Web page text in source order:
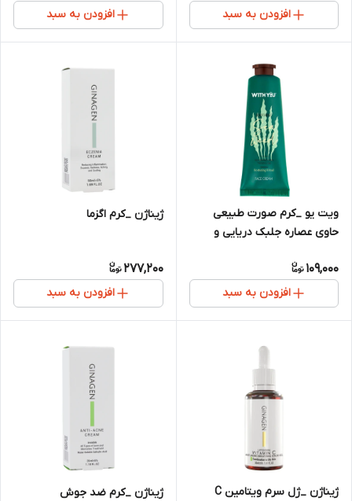
افزودن به سبد افزودن به سبد
ویت یو _کرم صورت طبیعی
حاوی عصاره جلبک دریایی و
109,000
افزودن به سبد
ژیناژن _کرم اگزما
277,200
افزودن به سبد
ژیناژن _ژل سرم ویتامین C
ژیناژن _کرم ضد جوش